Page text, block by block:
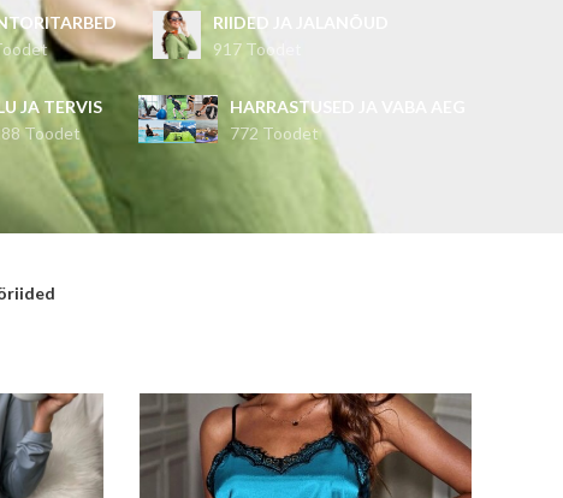
RIIDED JA JALANÕUD
917 Toodet
JA TERVIS
Toodet
HARRASTUSED JA VABA AEG
772 Toodet